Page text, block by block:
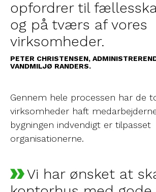
opfordrer til
og på tværs af vores
virksomheder.
PETER CHRISTENSEN,
VANDMILJØ RANDERS.
Gennem hele processen har de
virksomheder haft
bygningen indvendigt er tilpasset
organisationerne.
Vi har ønsket at